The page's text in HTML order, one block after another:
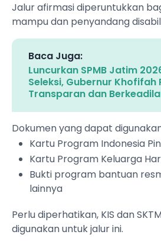
Jalur afirmasi diperuntukkan
mampu dan penyandang
Baca Juga:
Luncurkan SPMB Jatim
Seleksi, Gubernur Khofifah
Transparan dan
Dokumen yang dapat
Kartu Program Indonesia
Kartu Program Keluarga
Bukti program bantuan
lainnya
Perlu diperhatikan, KIS dan
digunakan untuk jalur ini.